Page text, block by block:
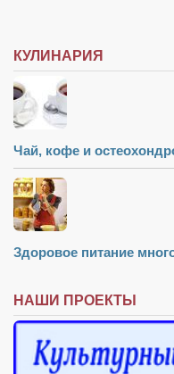
КУЛИНАРИЯ
Чай, кофе и
Здоровое питание
НАШИ ПРОЕКТЫ